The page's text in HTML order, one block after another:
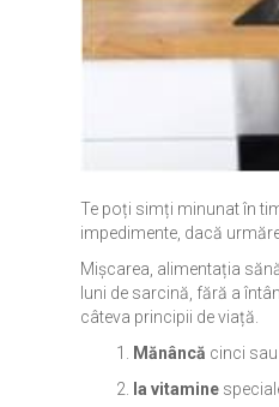
Te poți simți minunat în
impedimente, dacă
Mișcarea, alimentația
luni de sarcină, fără a
câteva principii de viață.
1.
Mănâncă cinci sau
2.
Ia vitamine